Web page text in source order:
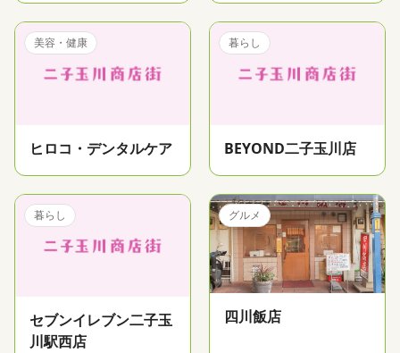
美容・健康
ヒロコ・デンタルケア
暮らし
BEYOND二子玉川店
暮らし
セブンイレブン二子玉
川駅西店
グルメ
四川飯店